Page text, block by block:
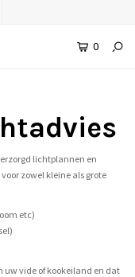
0
lichtplannen en
zowel kleine als grote
etc)
uw vide of kookeiland en dat